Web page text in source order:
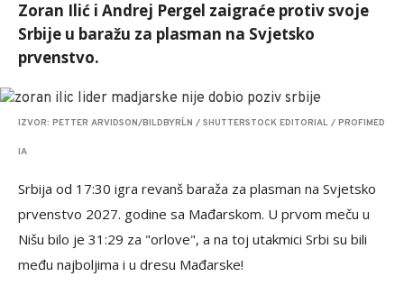
Zoran Ilić i Andrej Pergel zaigraće protiv svoje
Srbije u baražu za plasman na Svjetsko
prvenstvo.
IZVOR: PETTER ARVIDSON/BILDBYRĹN / SHUTTERSTOCK EDITORIAL / PROFIMED
IA
Srbija od 17:30 igra revanš baraža za plasman na Svjetsko
prvenstvo 2027. godine sa Mađarskom. U prvom meču u
Nišu bilo je 31:29 za "orlove", a na toj utakmici Srbi su bili
među najboljima i u dresu Mađarske!